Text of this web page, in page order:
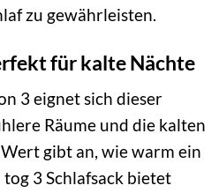
zu gewährleisten.
für kalte Nächte
3 eignet sich dieser
Räume und die kalten
gibt an, wie warm ein
3 Schlafsack bietet